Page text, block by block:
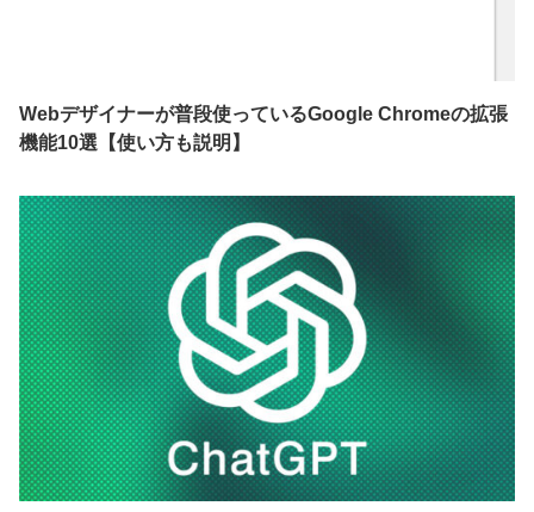
Webデザイナーが普段使っているGoogle Chromeの拡張
機能10選【使い方も説明】